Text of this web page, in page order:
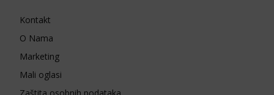
Kontakt
O Nama
Marketing
Mali oglasi